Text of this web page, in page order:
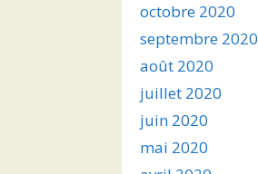
octobre 2020
septembre 2020
août 2020
juillet 2020
juin 2020
mai 2020